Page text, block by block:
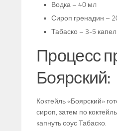
Водка – 40 мл
Сироп гренадин –
Табаско – 3-5
Процесс
Боярский:
Коктейль «Боярский»
сироп, затем по
капнуть соус Табаско.